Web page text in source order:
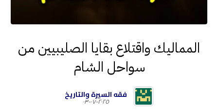
المماليك واقتلاع بقايا الصليبيين من
سواحل الشام
فقه السيرة والتاريخ
٢٠٢٥-٠٧-٠٣